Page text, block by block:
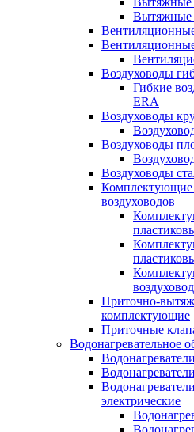
Вытяжные
Воздуховоды
Гибкие
ERA
Воздуховоды
Воздуховоды
Воздуховоды
Комплектующие
воздуховодов
Приточно-
комплектующие
Приточные
Водонагревательное
электрические